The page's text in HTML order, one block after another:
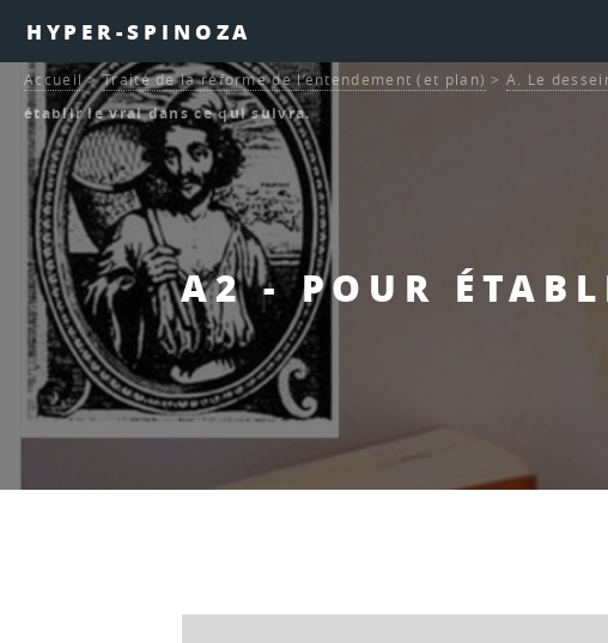
HYPER-SPINOZA
A2 - POUR
Accueil>Traité de la réforme de l’entendement (et plan) >A. Le
établir le vrai dans ce qui suivra.